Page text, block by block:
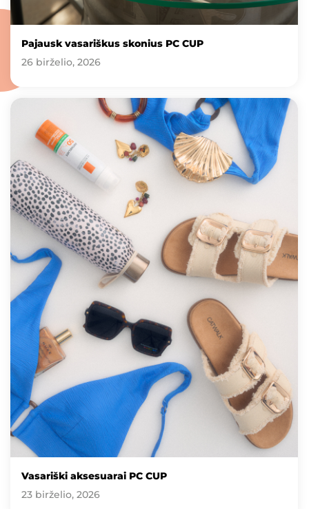
Pajausk vasariškus skonius PC CUP
26 birželio, 2026
Vasariški aksesuarai PC CUP
23 birželio, 2026